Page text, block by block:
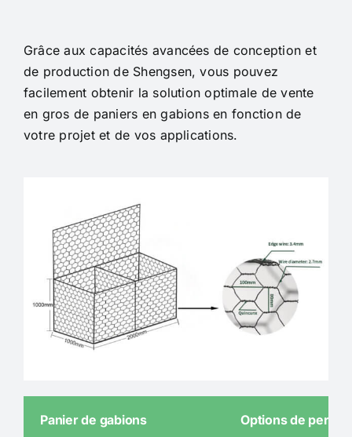
Grâce aux capacités avancées de conception et
de production de Shengsen, vous pouvez
facilement obtenir la solution optimale de vente
en gros de paniers en gabions en fonction de
votre projet et de vos applications.
Panier de gabions Options de